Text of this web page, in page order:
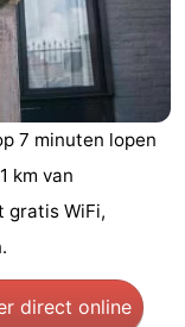
7 minuten lopen
km van
gratis WiFi,
direct online